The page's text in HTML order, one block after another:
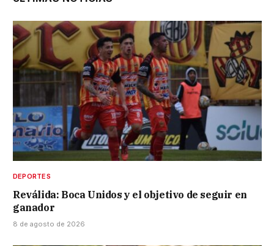
DEPORTES
Reválida: Boca Unidos y el objetivo de seguir en
ganador
8 de agosto de 2026